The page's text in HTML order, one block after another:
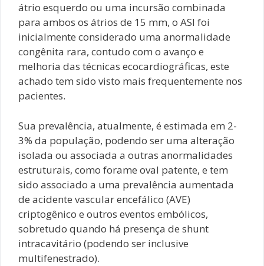
átrio esquerdo ou uma incursão combinada
para ambos os átrios de 15 mm, o ASI foi
inicialmente considerado uma anormalidade
congênita rara, contudo com o avanço e
melhoria das técnicas ecocardiográficas, este
achado tem sido visto mais frequentemente nos
pacientes.
Sua prevalência, atualmente, é estimada em 2-
3% da população, podendo ser uma alteração
isolada ou associada a outras anormalidades
estruturais, como forame oval patente, e tem
sido associado a uma prevalência aumentada
de acidente vascular encefálico (AVE)
criptogênico e outros eventos embólicos,
sobretudo quando há presença de shunt
intracavitário (podendo ser inclusive
multifenestrado).